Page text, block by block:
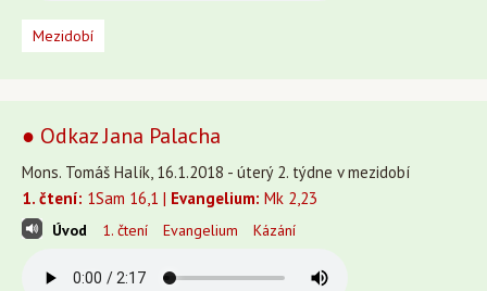
Mezidobí
● Odkaz Jana Palacha
Mons. Tomáš Halík, 16.1.2018 - úterý 2. týdne v mezidobí
1. čtení: 1Sam 16,1 | Evangelium: Mk 2,23
Úvod 1. čtení Evangelium Kázání